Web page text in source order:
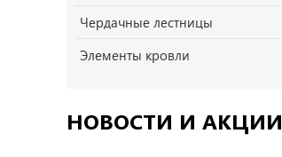
Чердачные лестницы
Элементы кровли
НОВОСТИ И АКЦИИ